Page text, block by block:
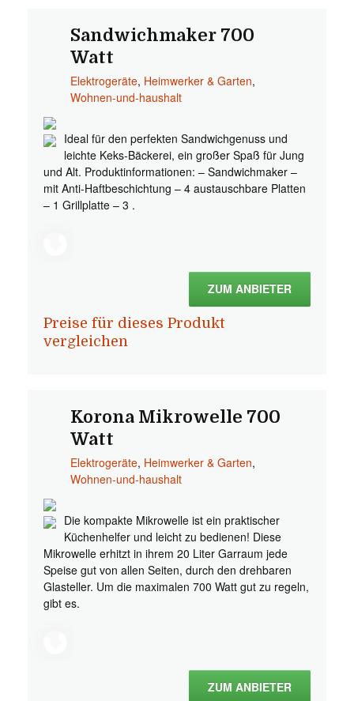
Sandwichmaker 700
Watt
Elektrogeräte, Heimwerker & Garten,
Wohnen-und-haushalt
Ideal für den perfekten Sandwichgenuss und
leichte Keks-Bäckerei, ein großer Spaß für Jung
und Alt. Produktinformationen: – Sandwichmaker –
mit Anti-Haftbeschichtung – 4 austauschbare Platten
– 1 Grillplatte – 3 .
ZUM ANBIETER
Preise für dieses Produkt
vergleichen
Korona Mikrowelle 700
Watt
Elektrogeräte, Heimwerker & Garten,
Wohnen-und-haushalt
Die kompakte Mikrowelle ist ein praktischer
Küchenhelfer und leicht zu bedienen! Diese
Mikrowelle erhitzt in ihrem 20 Liter Garraum jede
Speise gut von allen Seiten, durch den drehbaren
Glasteller. Um die maximalen 700 Watt gut zu regeln,
gibt es.
ZUM ANBIETER